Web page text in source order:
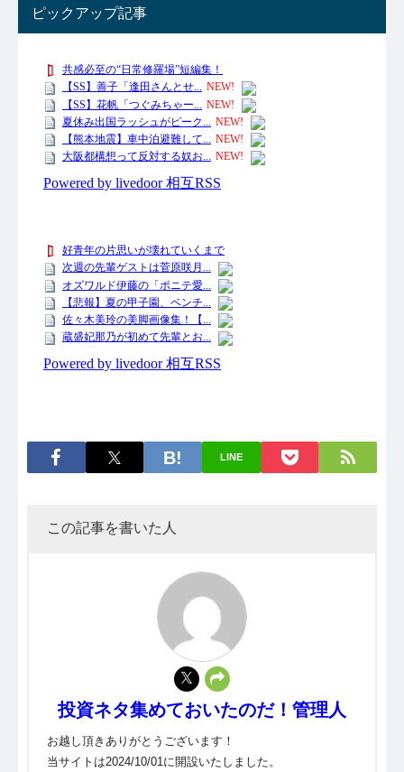
ピックアップ記事
LINE
この記事を書いた人
投資ネタ集めておいたのだ！管理人
お越し頂きありがとうございます！
当サイトは2024/10/01に開設いたしました。